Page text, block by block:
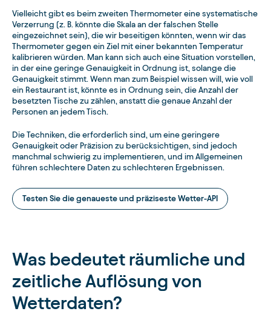
Vielleicht gibt es beim zweiten Thermometer eine systematische
Verzerrung (z. B. könnte die Skala an der falschen Stelle
eingezeichnet sein), die wir beseitigen könnten, wenn wir das
Thermometer gegen ein Ziel mit einer bekannten Temperatur
kalibrieren würden. Man kann sich auch eine Situation vorstellen,
in der eine geringe Genauigkeit in Ordnung ist, solange die
Genauigkeit stimmt. Wenn man zum Beispiel wissen will, wie voll
ein Restaurant ist, könnte es in Ordnung sein, die Anzahl der
besetzten Tische zu zählen, anstatt die genaue Anzahl der
Personen an jedem Tisch.
Die Techniken, die erforderlich sind, um eine geringere
Genauigkeit oder Präzision zu berücksichtigen, sind jedoch
manchmal schwierig zu implementieren, und im Allgemeinen
führen schlechtere Daten zu schlechteren Ergebnissen.
Testen Sie die genaueste und präziseste Wetter-API
Was bedeutet räumliche und
zeitliche Auflösung von
Wetterdaten?